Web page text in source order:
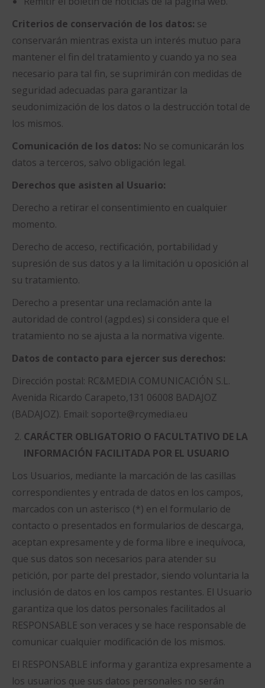
Criterios de conservación de los datos: se
conservarán mientras exista un interés mutuo para
mantener el fin del tratamiento y cuando ya no sea
necesario para tal fin, se suprimirán con medidas de
seguridad adecuadas para garantizar la
seudonimización de los datos o la destrucción total de
los mismos.
Comunicación de los datos: No se comunicarán los
datos a terceros, salvo obligación legal.
Derechos que asisten al Usuario:
Derecho a retirar el consentimiento en cualquier
momento.
Derecho de acceso, rectificación, portabilidad y
supresión de sus datos y a la limitación u oposición al
su tratamiento.
Derecho a presentar una reclamación ante la
autoridad de control (agpd.es) si considera que el
tratamiento no se ajusta a la normativa vigente.
Datos de contacto para ejercer sus derechos:
Dirección postal: RC&MEDIA COMUNICACIÓN S.L.
Avenida Ricardo Carapeto,131 06008 BADAJOZ
(BADAJOZ). Email: soporte@rcymedia.eu
CARÁCTER OBLIGATORIO O FACULTATIVO DE LA
INFORMACIÓN FACILITADA POR EL USUARIO
Los Usuarios, mediante la marcación de las casillas
correspondientes y entrada de datos en los campos,
marcados con un asterisco (*) en el formulario de
contacto o presentados en formularios de descarga,
aceptan expresamente y de forma libre e inequívoca,
que sus datos son necesarios para atender su
petición, por parte del prestador, siendo voluntaria la
inclusión de datos en los campos restantes. El Usuario
garantiza que los datos personales facilitados al
RESPONSABLE son veraces y se hace responsable de
comunicar cualquier modificación de los mismos.
El RESPONSABLE informa y garantiza expresamente a
los usuarios que sus datos personales no serán